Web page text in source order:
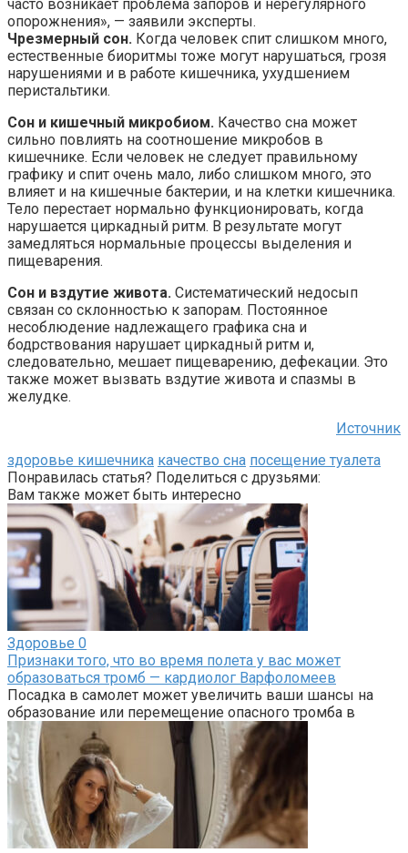
часто возникает проблема запоров и нерегулярного
опорожнения», — заявили эксперты.
Чрезмерный сон. Когда человек спит слишком много,
естественные биоритмы тоже могут нарушаться, грозя
нарушениями и в работе кишечника, ухудшением
перистальтики.
Сон и кишечный микробиом. Качество сна может
сильно повлиять на соотношение микробов в
кишечнике. Если человек не следует правильному
графику и спит очень мало, либо слишком много, это
влияет и на кишечные бактерии, и на клетки кишечника.
Тело перестает нормально функционировать, когда
нарушается циркадный ритм. В результате могут
замедляться нормальные процессы выделения и
пищеварения.
Сон и вздутие живота. Систематический недосып
связан со склонностью к запорам. Постоянное
несоблюдение надлежащего графика сна и
бодрствования нарушает циркадный ритм и,
следовательно, мешает пищеварению, дефекации. Это
также может вызвать вздутие живота и спазмы в
желудке.
Источник
здоровье кишечника качество сна посещение туалета
Понравилась статья? Поделиться с друзьями:
Вам также может быть интересно
Здоровье 0
Признаки того, что во время полета у вас может
образоваться тромб — кардиолог Варфоломеев
Посадка в самолет может увеличить ваши шансы на
образование или перемещение опасного тромба в